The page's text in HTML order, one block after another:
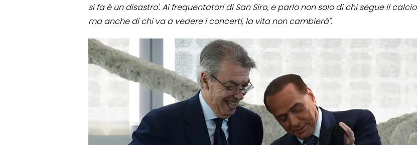
si fa è un disastro'. Ai frequentatori di San Siro, e parlo non solo di chi segue il calcio
ma anche di chi va a vedere i concerti, la vita non cambierà".